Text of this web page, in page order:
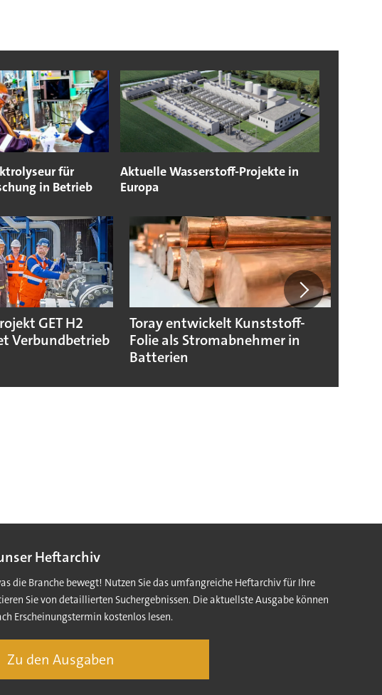
für
in Betrieb
Aktuelle Wasserstoff-Projekte in
Europa
GET H2
Verbundbetrieb
Toray entwickelt Kunststoff-
Folie als Stromabnehmer in
Batterien
Heftarchiv
die Branche bewegt! Nutzen Sie das umfangreiche Heftarchiv für Ihre
Sie von detaillierten Suchergebnissen. Die aktuellste Ausgabe können
Erscheinungstermin kostenlos lesen.
Zu den Ausgaben